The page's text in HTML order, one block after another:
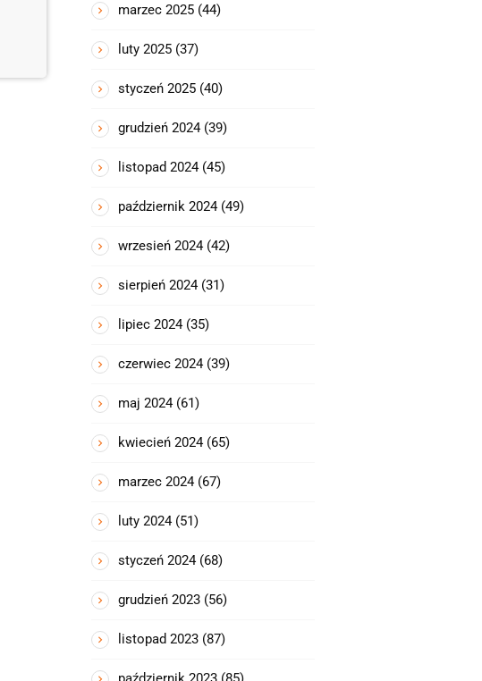
marzec 2025 (44)
luty 2025 (37)
styczeń 2025 (40)
grudzień 2024 (39)
listopad 2024 (45)
październik 2024 (49)
wrzesień 2024 (42)
sierpień 2024 (31)
lipiec 2024 (35)
czerwiec 2024 (39)
maj 2024 (61)
kwiecień 2024 (65)
marzec 2024 (67)
luty 2024 (51)
styczeń 2024 (68)
grudzień 2023 (56)
listopad 2023 (87)